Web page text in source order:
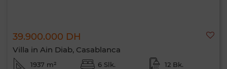
39.900.000 DH
Villa in Ain Diab, Casablanca
1937 m² 6 Slk. 12 Bk.